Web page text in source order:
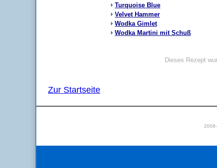
Turquoise Blue
Velvet Hammer
Wodka Gimlet
Wodka Martini mit Schuß
Dieses Rezept
Zur Startseite